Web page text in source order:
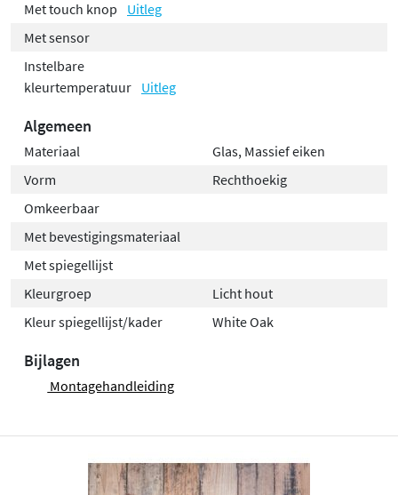
Met touch knop
Uitleg
Met sensor
Instelbare
kleurtemperatuur Uitleg
Algemeen
Materiaal
Glas, Massief eiken
Vorm
Rechthoekig
Omkeerbaar
Met bevestigingsmateriaal
Met spiegellijst
Kleurgroep
Licht hout
Kleur spiegellijst/kader
White Oak
Bijlagen
Montagehandleiding